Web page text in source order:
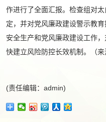
作进行了全面汇报。检查组对
定，并对党风廉政建设警示教
安全生产和党风廉政建设工作
快建立风险防控长效机制。（
(责任编辑：admin)